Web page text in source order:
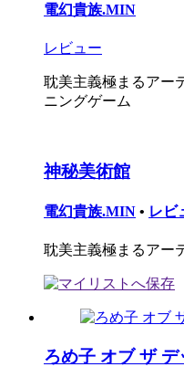
電幻貴族.MIN
レビュー
耽美主義極まるアー
ニングゲーム
神秘美術館
電幻貴族.MIN • レビ
耽美主義極まるアー
ろめ子 オブ ザ デ